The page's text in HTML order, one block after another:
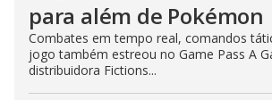
para além de Pokémon
Combates em tempo real, comandos
jogo também estreou no Game Pass A
distribuidora Fictions...